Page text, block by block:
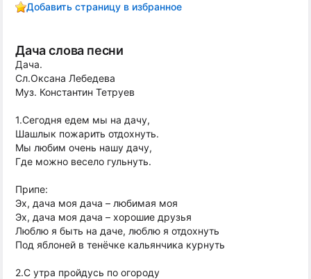
Добавить страницу в избранное
Дача слова песни
Дача.
Сл.Оксана Лебедева
Муз. Константин Тетруев
1.Сегодня едем мы на дачу,
Шашлык пожарить отдохнуть.
Мы любим очень нашу дачу,
Где можно весело гульнуть.
Припе:
Эх, дача моя дача – любимая моя
Эх, дача моя дача – хорошие друзья
Люблю я быть на даче, люблю я отдохнуть
Под яблоней в тенёчке кальянчика курнуть
2.С утра пройдусь по огороду